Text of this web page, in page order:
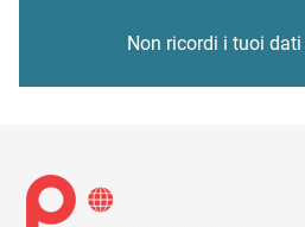
Non ricordi i tuoi